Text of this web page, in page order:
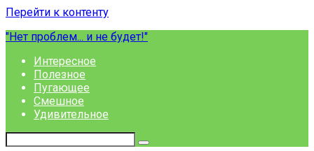
Перейти к контенту
"Нет проблем... и не будет!"
Интересное
Полезное
Пугающее
Смешное
Удивительное